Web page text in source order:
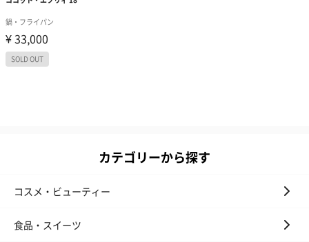
カテゴリーから探す
コスメ・ビューティー
食品・スイーツ